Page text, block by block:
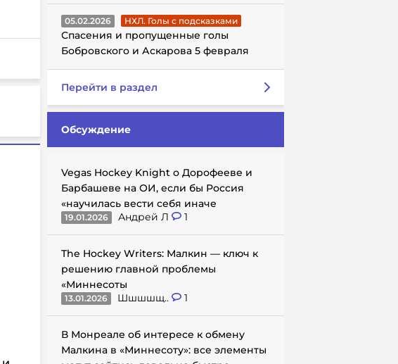
05.02.2026 НХЛ. Голы с подсказками
Спасения и пропущенные голы
Бобровского и Аскарова 5 февраля
Перейти в раздел
Обсуждение
Vegas Hockey Knight о Дорофееве и
Барбашеве на ОИ, если бы Россия
«научилась вести себя иначе
19.01.2026 Андрей Л 1
The Hockey Writers: Малкин — ключ к
решению главной проблемы
«Миннесоты
13.01.2026 Шшшшщ.. 1
В Монреале об интересе к обмену
Малкина в «Миннесоту»: все элементы